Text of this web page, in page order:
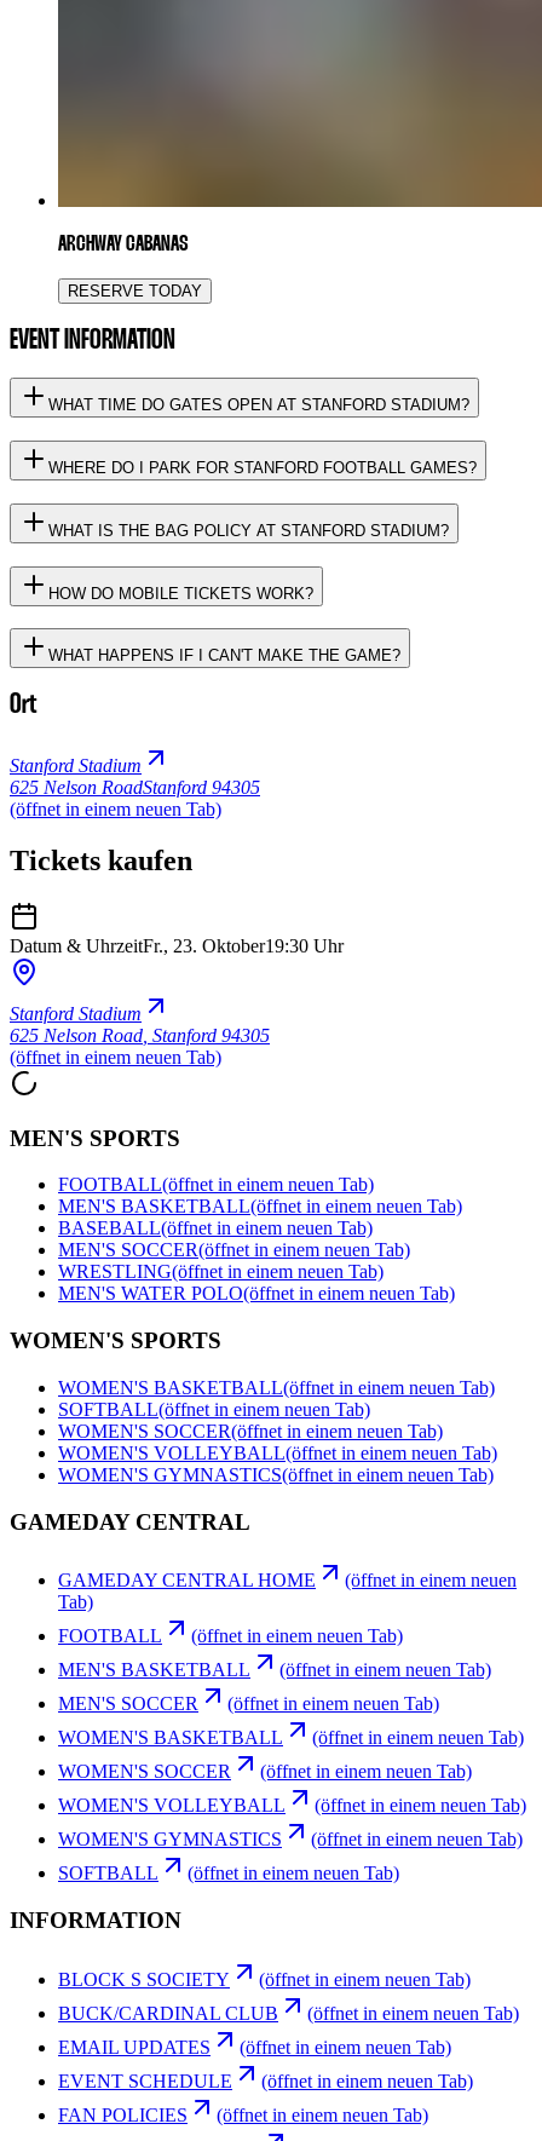
ARCHWAY CABANAS
RESERVE TODAY
EVENT INFORMATION
WHAT TIME DO GATES OPEN AT STANFORD STADIUM?
WHERE DO I PARK FOR STANFORD FOOTBALL GAMES?
WHAT IS THE BAG POLICY AT STANFORD STADIUM?
HOW DO MOBILE TICKETS WORK?
WHAT HAPPENS IF I CAN'T MAKE THE GAME?
Ort
Stanford Stadium
625 Nelson RoadStanford 94305
(öffnet in einem neuen Tab)
Tickets kaufen
Datum & UhrzeitFr., 23. Oktober19:30 Uhr
Stanford Stadium
625 Nelson Road Stanford 94305
(öffnet in einem neuen Tab)
MEN'S SPORTS
FOOTBALL(öffnet in einem neuen Tab)
MEN'S BASKETBALL(öffnet in einem neuen Tab)
BASEBALL(öffnet in einem neuen Tab)
MEN'S SOCCER(öffnet in einem neuen Tab)
WRESTLING(öffnet in einem neuen Tab)
MEN'S WATER POLO(öffnet in einem neuen Tab)
WOMEN'S SPORTS
WOMEN'S BASKETBALL(öffnet in einem neuen Tab)
SOFTBALL(öffnet in einem neuen Tab)
WOMEN'S SOCCER(öffnet in einem neuen Tab)
WOMEN'S VOLLEYBALL(öffnet in einem neuen Tab)
WOMEN'S GYMNASTICS(öffnet in einem neuen Tab)
GAMEDAY CENTRAL
GAMEDAY CENTRAL HOME
(öffnet in einem neuen
Tab)
FOOTBALL
(öffnet in einem neuen Tab)
MEN'S BASKETBALL
(öffnet in einem neuen Tab)
MEN'S SOCCER
(öffnet in einem neuen Tab)
WOMEN'S BASKETBALL
(öffnet in einem neuen Tab)
WOMEN'S SOCCER
(öffnet in einem neuen Tab)
WOMEN'S VOLLEYBALL
(öffnet in einem neuen Tab)
WOMEN'S GYMNASTICS
(öffnet in einem neuen Tab)
SOFTBALL
(öffnet in einem neuen Tab)
INFORMATION
BLOCK S SOCIETY
(öffnet in einem neuen Tab)
BUCK/CARDINAL CLUB
(öffnet in einem neuen Tab)
EMAIL UPDATES
(öffnet in einem neuen Tab)
EVENT SCHEDULE
(öffnet in einem neuen Tab)
FAN POLICIES
(öffnet in einem neuen Tab)